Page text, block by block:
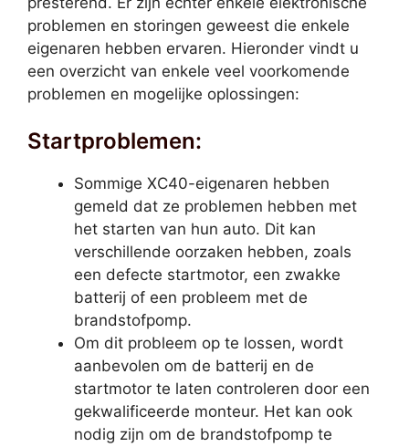
problemen en storingen geweest die enkele
eigenaren hebben ervaren. Hieronder vindt u
een overzicht van enkele veel voorkomende
problemen en mogelijke oplossingen:
Startproblemen:
Sommige XC40-eigenaren hebben
gemeld dat ze problemen hebben met
het starten van hun auto. Dit kan
verschillende oorzaken hebben, zoals
een defecte startmotor, een zwakke
batterij of een probleem met de
brandstofpomp.
Om dit probleem op te lossen, wordt
aanbevolen om de batterij en de
startmotor te laten controleren door een
gekwalificeerde monteur. Het kan ook
nodig zijn om de brandstofpomp te